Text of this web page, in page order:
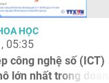
HỌC
05:35
công nghệ số (ICT)
lớn nhất trong doanh